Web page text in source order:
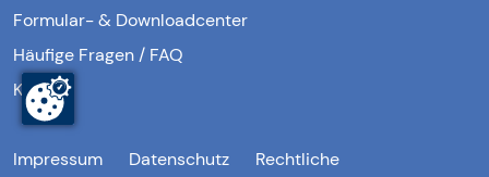
Formular- & Downloadcenter
Häufige Fragen / FAQ
Kontakt
Impressum Datenschutz
Rechtliche